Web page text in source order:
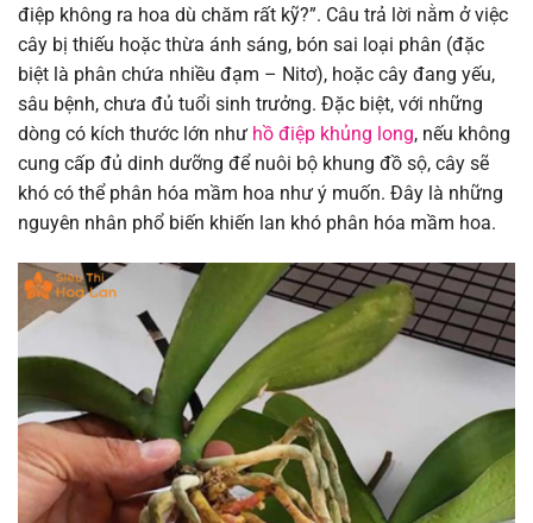
điệp không ra hoa dù chăm rất kỹ?”. Câu trả lời nằm ở việc
cây bị thiếu hoặc thừa ánh sáng, bón sai loại phân (đặc
biệt là phân chứa nhiều đạm – Nitơ), hoặc cây đang yếu,
sâu bệnh, chưa đủ tuổi sinh trưởng. Đặc biệt, với những
dòng có kích thước lớn như hồ điệp khủng long, nếu không
cung cấp đủ dinh dưỡng để nuôi bộ khung đồ sộ, cây sẽ
khó có thể phân hóa mầm hoa như ý muốn. Đây là những
nguyên nhân phổ biến khiến lan khó phân hóa mầm hoa.